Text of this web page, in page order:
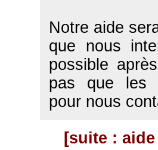
Notre aide
que nous
possible
pas que les
pour nous
[suite :